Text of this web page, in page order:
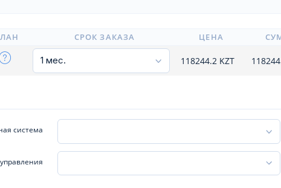
СРОК ЗАКАЗА ЦЕНА
118244.2 KZT
система